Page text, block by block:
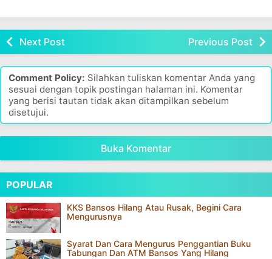
Next Post Previous Post
Comment Policy: Silahkan tuliskan komentar Anda yang
sesuai dengan topik postingan halaman ini. Komentar
yang berisi tautan tidak akan ditampilkan sebelum
disetujui.
Buka Komentar
POPULAR
KKS Bansos Hilang Atau Rusak, Begini Cara
Mengurusnya
Syarat Dan Cara Mengurus Penggantian Buku
Tabungan Dan ATM Bansos Yang Hilang